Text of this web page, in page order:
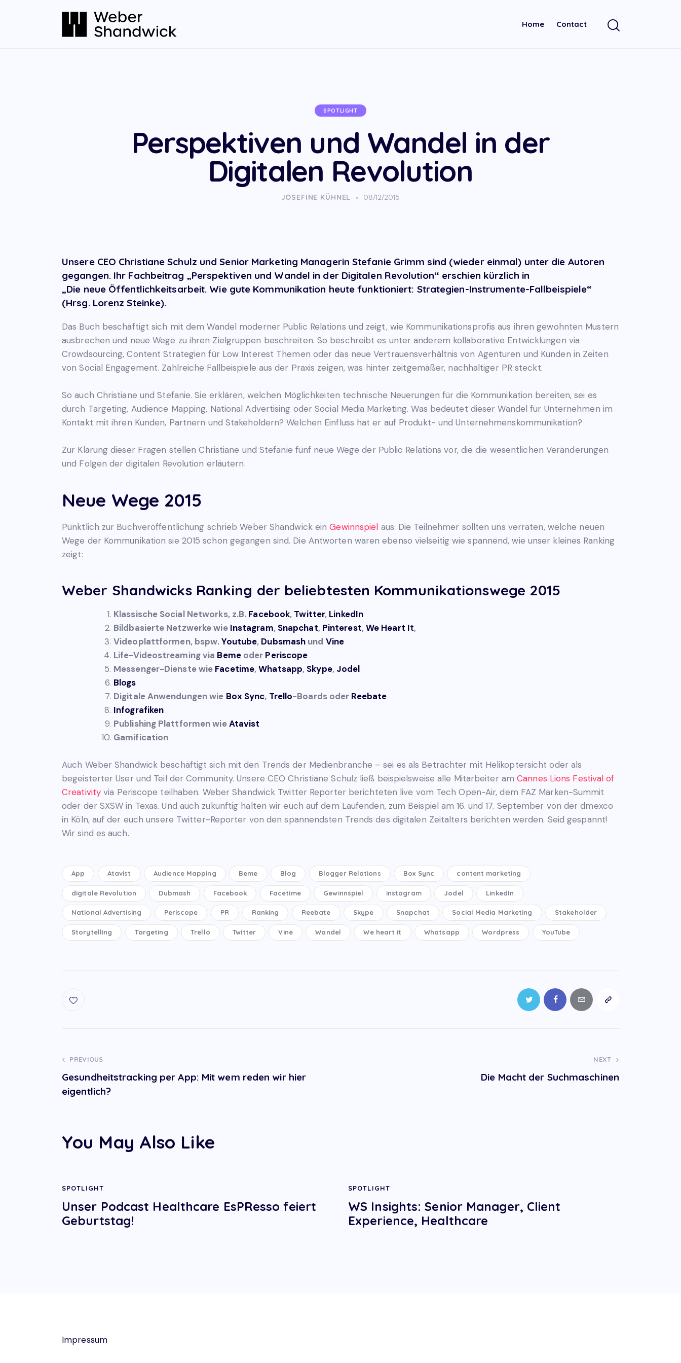
Home Contact
SPOTLIGHT
Perspektiven und Wandel in der
Digitalen Revolution
JOSEFINE KÜHNEL 08/12/2015
Unsere CEO Christiane Schulz und Senior Marketing Managerin Stefanie Grimm sind (wieder einmal) unter die Autoren
gegangen. Ihr Fachbeitrag „Perspektiven und Wandel in der Digitalen Revolution“ erschien kürzlich in
„Die neue Öffentlichkeitsarbeit. Wie gute Kommunikation heute funktioniert: Strategien-Instrumente-Fallbeispiele“
(Hrsg. Lorenz Steinke).
Das Buch beschäftigt sich mit dem Wandel moderner Public Relations und zeigt, wie Kommunikationsprofis aus ihren gewohnten Mustern
ausbrechen und neue Wege zu ihren Zielgruppen beschreiten. So beschreibt es unter anderem kollaborative Entwicklungen via
Crowdsourcing, Content Strategien für Low Interest Themen oder das neue Vertrauensverhältnis von Agenturen und Kunden in Zeiten
von Social Engagement. Zahlreiche Fallbeispiele aus der Praxis zeigen, was hinter zeitgemäßer, nachhaltiger PR steckt.
So auch Christiane und Stefanie. Sie erklären, welchen Möglichkeiten technische Neuerungen für die Kommunikation bereiten, sei es
durch Targeting, Audience Mapping, National Advertising oder Social Media Marketing. Was bedeutet dieser Wandel für Unternehmen im
Kontakt mit ihren Kunden, Partnern und Stakeholdern? Welchen Einfluss hat er auf Produkt- und Unternehmenskommunikation?
Zur Klärung dieser Fragen stellen Christiane und Stefanie fünf neue Wege der Public Relations vor, die die wesentlichen Veränderungen
und Folgen der digitalen Revolution erläutern.
Neue Wege 2015
Pünktlich zur Buchveröffentlichung schrieb Weber Shandwick einGewinnspiel aus. Die Teilnehmer sollten uns verraten, welche neuen
Wege der Kommunikation sie 2015 schon gegangen sind. Die Antworten waren ebenso vielseitig wie spannend, wie unser kleines Ranking
zeigt:
Weber Shandwicks Ranking der beliebtesten Kommunikationswege 2015
Klassische Social Networks, z.B. Facebook, Twitter, LinkedIn
Bildbasierte Netzwerke wie Instagram, Snapchat,Pinterest,We Heart It,
Videoplattformen, bspw.Youtube, Dubsmash und Vine
Life-Videostreaming via Bemeoder Periscope
Messenger-Dienste wie Facetime,Whatsapp, Skype, Jodel
Blogs
Digitale Anwendungen wie Box Sync, Trello-Boards oder Reebate
Infografiken
Publishing Plattformen wieAtavist
Gamification
Auch Weber Shandwick beschäftigt sich mit den Trends der Medienbranche – sei es als Betrachter mit Helikoptersicht oder als
begeisterter User und Teil der Community. Unsere CEO Christiane Schulz ließ beispielsweise alle Mitarbeiter amCannes Lions Festival of
Creativity via Periscope teilhaben. Weber Shandwick Twitter Reporter berichteten live vom Tech Open-Air, dem FAZ Marken-Summit
oder der SXSW in Texas. Und auch zukünftig halten wir euch auf dem Laufenden, zum Beispiel am 16. und 17. September von der dmexco
in Köln, auf der euch unsere Twitter-Reporter von den spannendsten Trends des digitalen Zeitalters berichten werden. Seid gespannt!
Wir sind es auch.
App Atavist Audience Mapping Beme Blog Blogger Relations Box Sync content marketing
digitale Revolution Dubmash Facebook Facetime Gewinnspiel instagram Jodel LinkedIn
National Advertising Periscope PR Ranking Reebate Skype Snapchat Social Media Marketing Stakeholder
Storytelling Targeting Trello Twitter Vine Wandel We heart it Whatsapp Wordpress YouTube
Post
navigation
PREVIOUS
Gesundheitstracking per App: Mit wem reden wir hier
eigentlich?
NEXT
Die Macht der Suchmaschinen
You May Also Like
SPOTLIGHT
Unser Podcast Healthcare EsPResso feiert
Geburtstag!
SPOTLIGHT
WS Insights: Senior Manager, Client
Experience, Healthcare
Impressum